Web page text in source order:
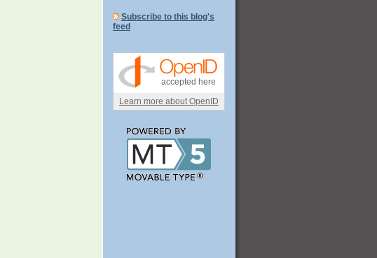
Subscribe to this blog's
feed
accepted here
Learn more about OpenID